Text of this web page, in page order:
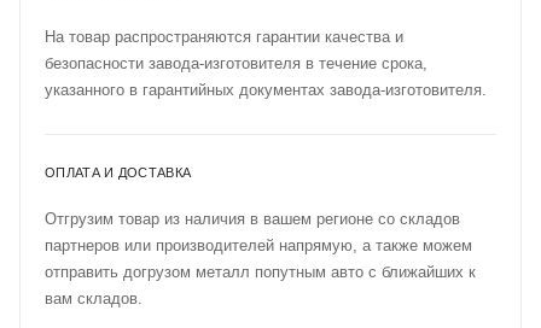
На товар распространяются гарантии качества и
безопасности завода-изготовителя в течение срока,
указанного в гарантийных документах завода-изготовителя.
ОПЛАТА И ДОСТАВКА
Отгрузим товар из наличия в вашем регионе со складов
партнеров или производителей напрямую, а также можем
отправить догрузом металл попутным авто с ближайших к
вам складов.